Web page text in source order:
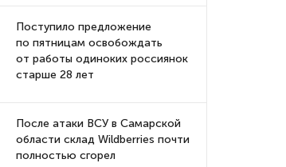
Поступило предложение
по пятницам освобождать
от работы одиноких россиянок
старше 28 лет
После атаки ВСУ в Самарской
области склад Wildberries почти
полностью сгорел